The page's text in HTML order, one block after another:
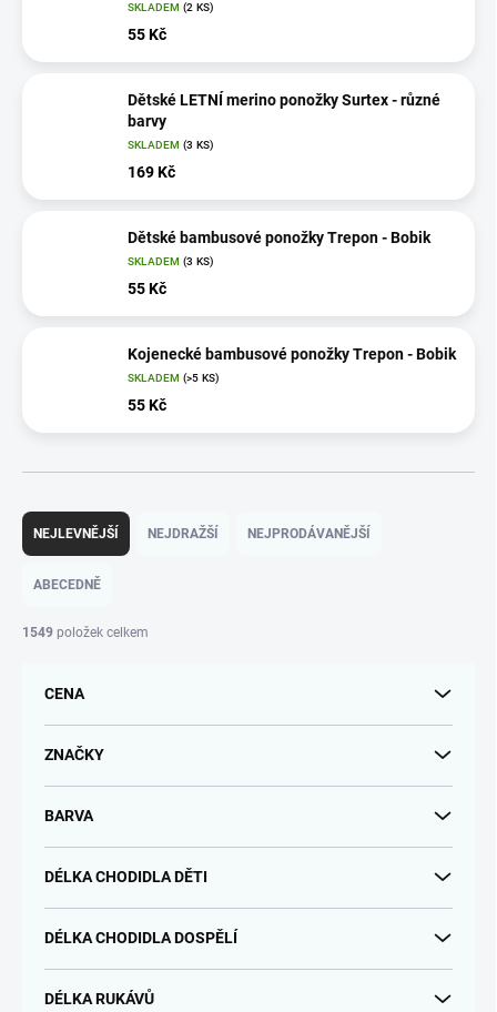
SKLADEM (2 KS)
55 Kč
Dětské LETNÍ merino ponožky Surtex - různé
barvy
SKLADEM (3 KS)
169 Kč
Dětské bambusové ponožky Trepon - Bobik
SKLADEM (3 KS)
55 Kč
Kojenecké bambusové ponožky Trepon - Bobik
SKLADEM (>5 KS)
55 Kč
Ř
z
í
NEJLEVNĚJŠÍ NEJDRAŽŠÍ NEJPRODÁVANĚJŠÍ
ABECEDNĚ
1549 položek celkem
CENA
ZNAČKY
BARVA
DÉLKA CHODIDLA DĚTI
DÉLKA CHODIDLA DOSPĚLÍ
DÉLKA RUKÁVŮ